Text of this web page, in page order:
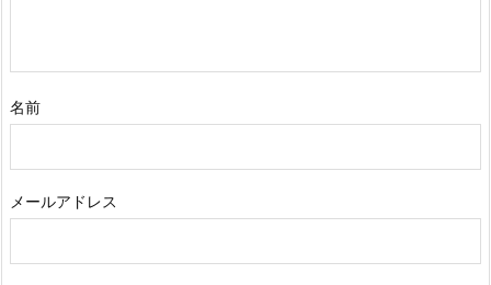
名前
メールアドレス